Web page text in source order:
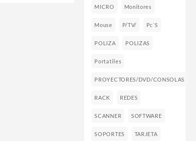
MICRO Monitores
Mouse P/TV/ Pc´s
POLIZA POLIZAS
Portatiles
PROYECTORES/DVD/CONSOLAS
RACK REDES
SCANNER SOFTWARE
SOPORTES TARJETA